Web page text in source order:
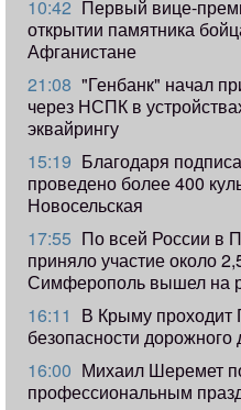
10:42 Первый вице-
открытии памятника
Афганистане
21:08 "Генбанк" начал
через НСПК в
эквайрингу
15:19 Благодаря
проведено более 400
Новосельская
17:55 ​По всей России в
приняло участие около
Симферополь вышел на
16:11 В Крыму проходит
безопасности
16:00 Михаил Шеремет
профессиональным